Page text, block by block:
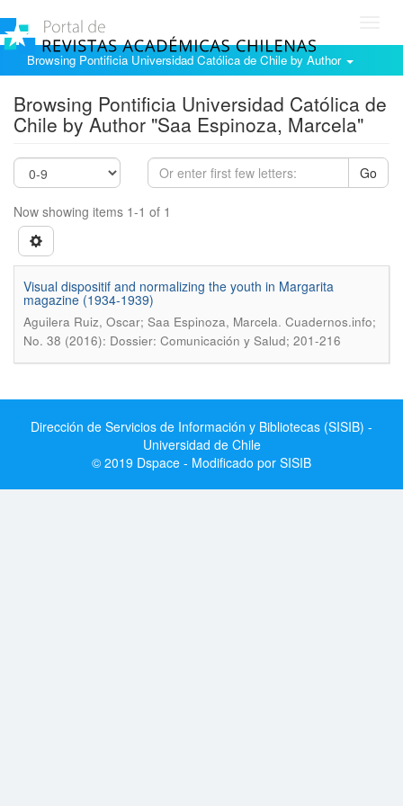
Browsing Pontificia Universidad Católica de Chile by Author
Browsing Pontificia Universidad Católica de
Chile by Author "Saa Espinoza, Marcela"
Go
Now showing items 1-1 of 1
Visual dispositif and normalizing the youth in Margarita
magazine (1934-1939)
Aguilera Ruiz, Oscar; Saa Espinoza, Marcela. Cuadernos.info;
No. 38 (2016): Dossier: Comunicación y Salud; 201-216
Dirección de Servicios de Información y Bibliotecas (SISIB) -
Universidad de Chile
© 2019 Dspace - Modificado por SISIB